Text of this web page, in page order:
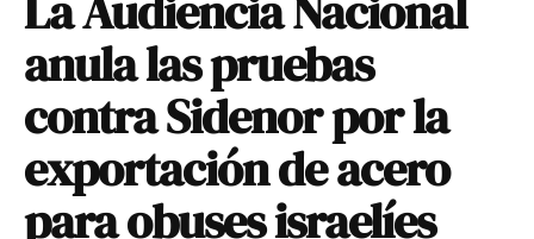
anula las pruebas
contra Sidenor por la
exportación de acero
para obuses israelíes